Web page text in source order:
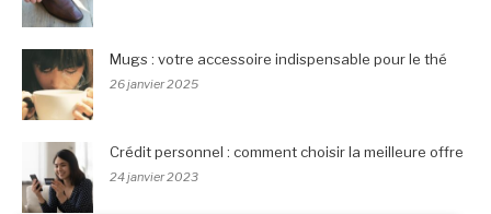
Mugs : votre accessoire indispensable pour le thé
26 janvier 2025
Crédit personnel : comment choisir la meilleure offre
24 janvier 2023